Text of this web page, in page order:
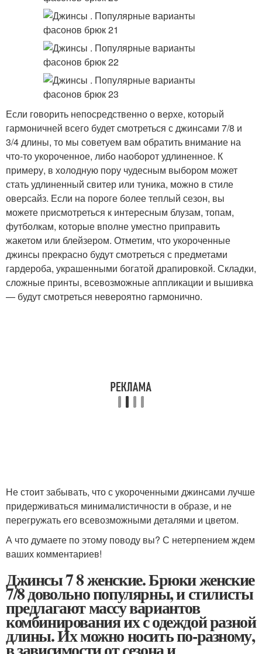
Если говорить непосредственно о верхе, который
гармоничней всего будет смотреться с джинсами 7/8 и
3/4 длины, то мы советуем вам обратить внимание на
что-то укороченное, либо наоборот удлиненное. К
примеру, в холодную пору чудесным выбором может
стать удлиненный свитер или туника, можно в стиле
оверсайз. Если на пороге более теплый сезон, вы
можете присмотреться к интересным блузам, топам,
футболкам, которые вполне уместно приправить
жакетом или блейзером. Отметим, что укороченные
джинсы прекрасно будут смотреться с предметами
гардероба, украшенными богатой драпировкой. Складки,
сложные принты, всевозможные аппликации и вышивка
— будут смотреться невероятно гармонично.
Не стоит забывать, что с укороченными джинсами лучше
придерживаться минималистичности в образе, и не
перегружать его всевозможными деталями и цветом.
А что думаете по этому поводу вы? С нетерпением ждем
ваших комментариев!
Джинсы 7 8 женские. Брюки женские
7/8 довольно популярны, и стилисты
предлагают массу вариантов
комбинирования их с одеждой разной
длины. Их можно носить по-разному,